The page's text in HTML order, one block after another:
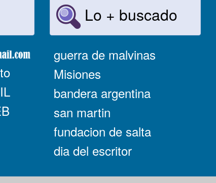
Lo + buscado
guerra de malvinas
Misiones
bandera argentina
san martin
fundacion de salta
dia del escritor